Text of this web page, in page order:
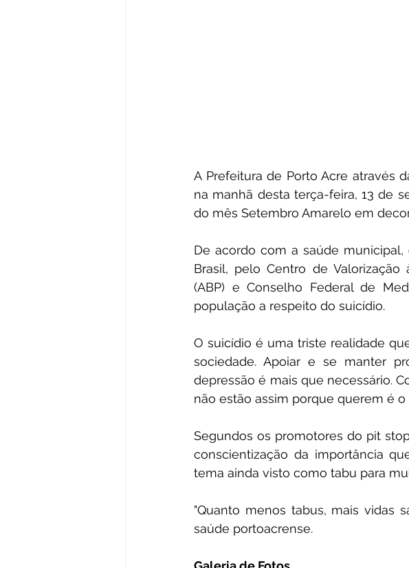
A Prefeitura de Porto Acre através
na manhã desta terça-feira, 13 de
do mês Setembro Amarelo em
De acordo com a saúde
Brasil, pelo Centro de Valorização
(ABP) e Conselho Federal de
população a respeito do suicídio.
O suicídio é uma triste realidade
sociedade. Apoiar e se manter
depressão é mais que necessário.
não estão assim porque querem é
Segundos os promotores do pit
conscientização da importância
tema ainda visto como tabu para
"Quanto menos tabus, mais vidas
saúde portoacrense.